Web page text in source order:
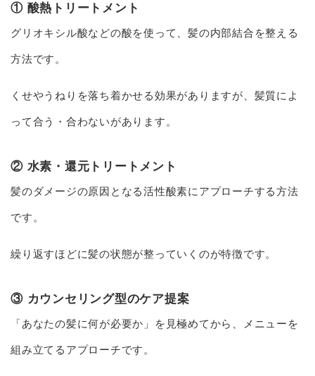
① 酸熱トリートメント
グリオキシル酸などの酸を使って、髪の内部結合を整える
方法です。
くせやうねりを落ち着かせる効果がありますが、髪質によ
って合う・合わないがあります。
② 水素・還元トリートメント
髪のダメージの原因となる活性酸素にアプローチする方法
です。
繰り返すほどに髪の状態が整っていくのが特徴です。
③ カウンセリング型のケア提案
「あなたの髪に何が必要か」を見極めてから、メニューを
組み立てるアプローチです。